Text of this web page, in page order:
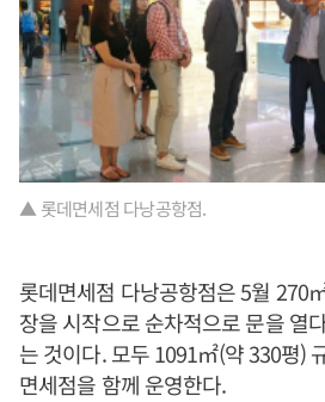
▲ 롯데면세점 다낭공항점.
롯데면세점 다낭공항점은 5월 270
장을 시작으로 순차적으로 문을 열
는 것이다. 모두 1091㎡(약 330평)
면세점을 함께 운영한다.